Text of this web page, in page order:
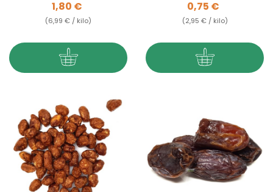
Prix
1,80 €
(6,99 € / kilo)
Prix
0,75 €
(2,95 € / kilo)